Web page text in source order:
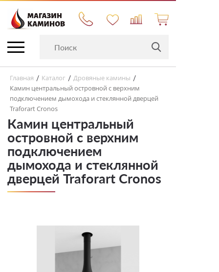
Главная / Каталог / Дровяные камины /
Камин центральный островной с верхним
подключением дымохода и стеклянной дверцей
Traforart Cronos
Камин центральный
островной с верхним
подключением
дымохода и стеклянной
дверцей Traforart Cronos